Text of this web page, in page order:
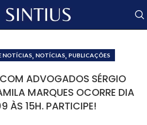
NOTÍCIAS, NOTÍCIAS, PUBLICAÇÕES
ADVOGADOS SÉRGIO
MARQUES OCORRE DIA
ÀS 15H. PARTICIPE!